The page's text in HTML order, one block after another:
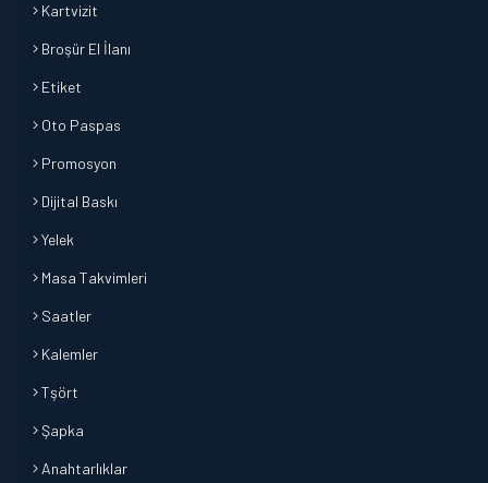
Kartvizit
Broşür El İlanı
Etiket
Oto Paspas
Promosyon
Dijital Baskı
Yelek
Masa Takvimleri
Saatler
Kalemler
Tşört
Şapka
Anahtarlıklar